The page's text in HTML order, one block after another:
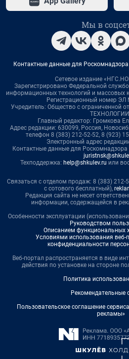
Мы в
Контактные данные для
Сетевое издание
Зарегистрировано Федеральной
информационных технологий и массовых
Регистрационный номер
Учредитель: Общество с ограниченной
Главный редактор: Громкова
Адрес редакции: 630099, Россия,
телефон 8 (383) 212-52-52, 8 (923)
Электронный адрес
Контактные данные для Роскомнадзора
Техподдержка: help@shkulev.ru или
Связаться с отделом продаж: 8 (383) 212-
с сотового бесплатный),
Редакция сайта не несет
информации, содержащейся в
Особенности эксплуатации
Руководством
Описанием функциональных
Условиями использования веб-
конфиденциальности
Веб-портал распространяется в виде
действия по установке на стороне
Политика
Рекомендательные
Пользовательское соглашение
рекламы»